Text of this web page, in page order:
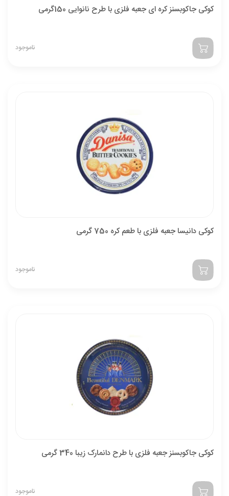
کوکی جاکوبسنز کره ای جعبه فلزی با طرح نانوایی 150گرمی
ناموجود
کوکی دانیسا جعبه فلزی با طعم کره 750 گرمی
ناموجود
کوکی جاکوبسنز جعبه فلزی با طرح دانمارک زیبا 340 گرمی
ناموجود